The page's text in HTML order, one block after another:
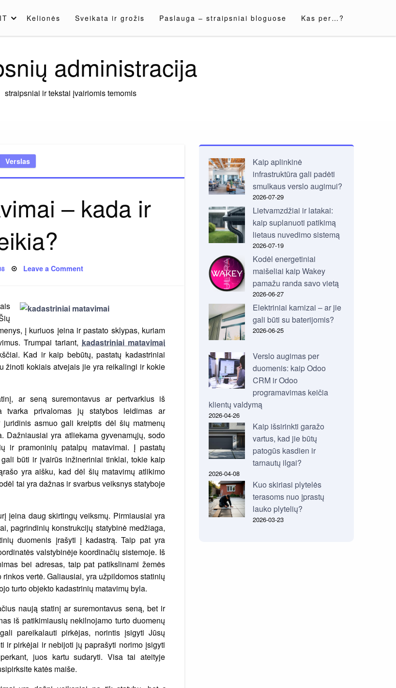
IT Kelionės Sveikata ir grožis Paslauga – straipsniai bloguose Kas per…?
administracija
straipsniai ir tekstai įvairiomis temomis
Verslas
– kada ir
Leave a Commenton
kam
į kuriuos įeina ir pastato sklypas, kuriam
Trumpai tariant, kadastriniai matavimai
Kad ir kaip bebūtų, pastatų kadastriniai
žinoti kokiais atvejais jie yra reikalingi ir kokie
ar seną suremontavus ar pertvarkius iš
tvarka privalomas jų statybos leidimas ar
asmuo gali kreiptis dėl šių matmenų
Dažniausiai yra atliekama gyvenamųjų, sodo
ir pramoninių patalpų matavimai. Į pastatų
būti ir įvairūs inžineriniai tinklai, tokie kaip
yra aišku, kad dėl šių matavimų atlikimo
tai yra dažnas ir svarbus veiksnys statyboje
įeina daug skirtingų veiksmų. Pirmiausiai yra
pagrindinių konstrukcijų statybinė medžiaga,
duomenis įrašyti į kadastrą. Taip pat yra
valstybinėje koordinačių sistemoje. Iš
bei adresas, taip pat patikslinami žemės
vertė. Galiausiai, yra užpildomos statinių
turto objekto kadastrinių matavimų byla.
naują statinį ar suremontavus seną, bet ir
iš patikimiausių nekilnojamo turto duomenų
pareikalauti pirkėjas, norintis įsigyti Jūsų
ir pirkėjai ir nebijoti jų paprašyti norimo įsigyti
juos kartu sudaryti. Visa tai ateityje
katės maiše.
Kaip aplinkinė
infrastruktūra gali padėti
smulkaus verslo augimui?
2026-07-29
Lietvamzdžiai ir latakai:
kaip suplanuoti patikimą
lietaus nuvedimo sistemą
2026-07-19
Kodėl energetiniai
maišeliai kaip Wakey
pamažu randa savo vietą
2026-06-27
Elektriniai karnizai – ar jie
gali būti su baterijomis?
2026-06-25
Verslo augimas per
duomenis: kaip Odoo
CRM ir Odoo
programavimas keičia
klientų valdymą
2026-04-26
Kaip išsirinkti garažo
vartus, kad jie būtų
patogūs kasdien ir
tarnautų ilgai?
2026-04-08
Kuo skiriasi plytelės
terasoms nuo įprastų
lauko plytelių?
2026-03-23